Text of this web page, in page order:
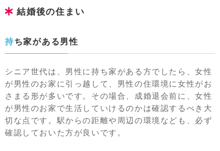
結婚後の住まい
持ち家がある男性
シニア世代は、男性に持ち家がある方でしたら、女性
が男性のお家に引っ越して、男性の住環境に女性がお
さまる形が多いです。その場合、成婚退会前に、女性
が男性のお家で生活していけるのかは確認するべき大
切な点です。駅からの距離や周辺の環境なども、必ず
確認しておいた方が良いです。